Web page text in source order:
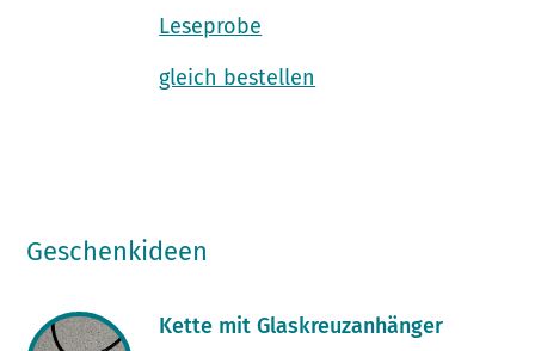
Leseprobe
gleich bestellen
Geschenkideen
Kette mit Glaskreuzanhänger